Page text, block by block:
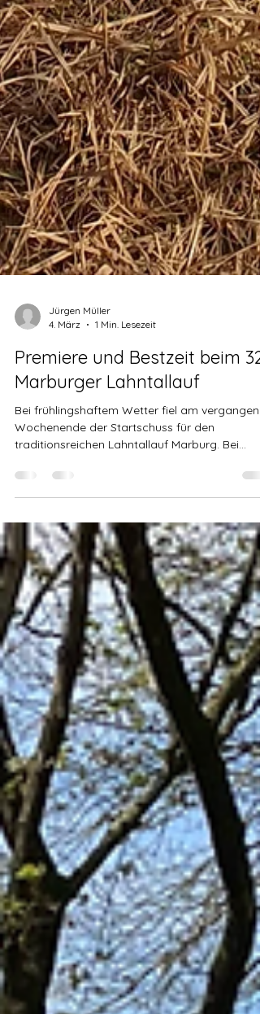
Jürgen Müller
4. März
Premiere und Bestzeit beim 32.
Marburger Lahntallauf
Bei frühlingshaftem Wetter fiel am
Wochenende der Startschuss für den
angenehmen 11 Grad und etwas Sonne
herrschten top Bedingungen für einen
gelungenen Lauftag. Mit dem Panorama des
Marburger Schloss im Rücken und der Lahn an
der Seite ging es auch für die Läuferinnen und
Läufer des Laufteam Kassel auf die Strecke.
Cora Watson ging über die
Halbmarathondistanz an den Start. Von
an lief sie ein konstantes Tempo.